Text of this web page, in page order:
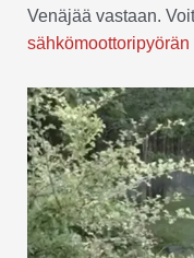
Venäjää vastaan.